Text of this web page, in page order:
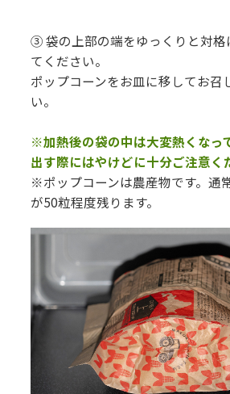
③ 袋の上部の端をゆっくりと対格
てください。
ポップコーンをお皿に移してお召
い。
※加熱後の袋の中は大変熱くなっ
出す際にはやけどに十分ご注意く
※ポップコーンは農産物です。通
が50粒程度残ります。